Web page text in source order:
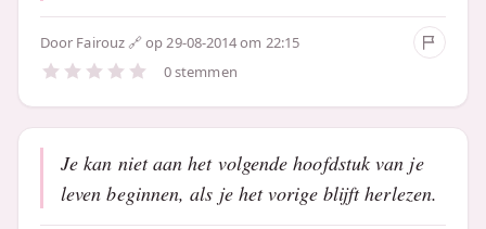
Door Fairouz
op 29-08-2014 om 22:15
0 stemmen
Je kan niet aan het volgende hoofdstuk van je
leven beginnen, als je het vorige blijft herlezen.